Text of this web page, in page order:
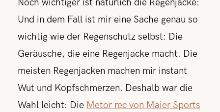
Noch wichtiger ist natürlich die Regenjacke:
Und in dem Fall ist mir eine Sache genau so
wichtig wie der Regenschutz selbst: Die
Geräusche, die eine Regenjacke macht. Die
meisten Regenjacken machen mir instant
Wut und Kopfschmerzen. Deshalb war die
Wahl leicht: Die Metor rec von Maier Sports